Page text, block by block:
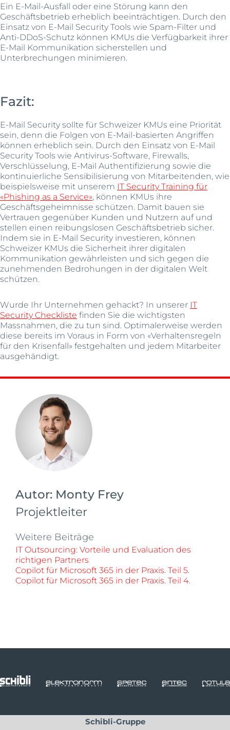
Ein E-Mail-Ausfall oder eine Störung kann den
Geschäftsbetrieb erheblich beeinträchtigen. Durch den
Einsatz von E-Mail Security Tools wie Spam-Filter und
Anti-DDoS-Schutz können KMUs die Verfügbarkeit ihrer
E-Mail Kommunikation sicherstellen und
Unterbrechungen minimieren.
Fazit:
E-Mail Security sollte für Schweizer KMUs eine Priorität
sein, denn die Folgen von E-Mail-basierten Angriffen
können erheblich sein. Durch den Einsatz von E-Mail
Security Tools wie Antivirus-Software, Firewalls,
Verschlüsselung, E-Mail Authentifizierung sowie die
kontinuierliche Sensibilisierung von Mitarbeitenden, wie
beispielsweise mit unserem IT Security Training für
«Phishing as a Service», können KMUs ihre
Geschäftsgeheimnisse schützen. Damit bauen sie
Vertrauen gegenüber Kunden und Nutzern auf und
stellen einen reibungslosen Geschäftsbetrieb sicher.
Indem sie in E-Mail Security investieren, können
Schweizer KMUs die Sicherheit ihrer digitalen
Kommunikation gewährleisten und sich gegen die
zunehmenden Bedrohungen in der digitalen Welt
schützen.
Wurde Ihr Unternehmen gehackt? In unserer IT
Security Checkliste finden Sie die wichtigsten
Massnahmen, die zu tun sind. Optimalerweise werden
diese bereits im Voraus in Form von «Verhaltensregeln
für den Krisenfall» festgehalten und jedem Mitarbeiter
ausgehändigt.
Autor: Monty Frey
Projektleiter
Weitere Beiträge
IT Outsourcing: Vorteile und Evaluation des
richtigen Partners
Copilot für Microsoft 365 in der Praxis. Teil 5.
Copilot für Microsoft 365 in der Praxis. Teil 4.
Schibli-Gruppe